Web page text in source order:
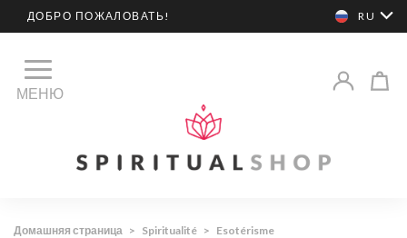
ДОБРО ПОЖАЛОВАТЬ! RU
МЕНЮ
Домашняя страница > Spiritualité > Esotérisme